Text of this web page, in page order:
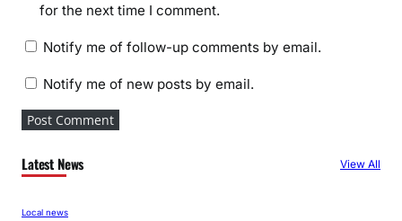
for the next time I comment.
Notify me of follow-up comments by email.
Notify me of new posts by email.
Latest News View All
Local news